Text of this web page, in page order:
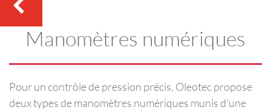
Manomètres numériques
Pour un contrôle de pression précis, Oleotec propose
deux types de manomètres numériques munis d'une